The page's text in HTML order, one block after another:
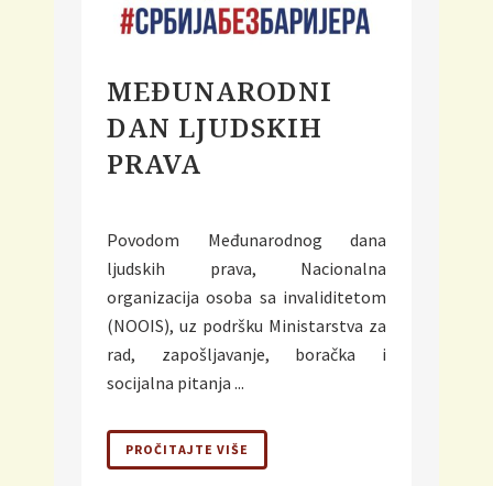
MEĐUNARODNI
DAN LJUDSKIH
PRAVA
Povodom Međunarodnog dana
ljudskih prava, Nacionalna
organizacija osoba sa invaliditetom
(NOOIS), uz podršku Ministarstva za
rad, zapošljavanje, boračka i
socijalna pitanja ...
PROČITAJTE VIŠE